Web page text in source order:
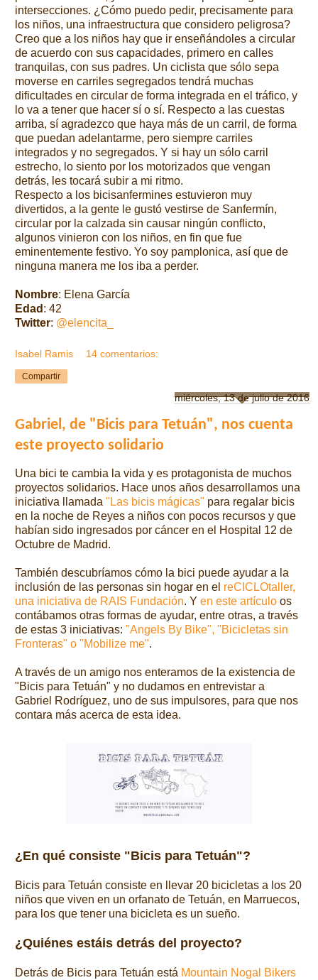
intersecciones. ¿Cómo puedo pedir, precisamente para
los niños, una infraestructura que considero peligrosa?
Creo que a los niños hay que ir enseñándoles a circular
de acuerdo con sus capacidades, primero en calles
tranquilas, con sus padres. Un ciclista que sólo sepa
moverse en carriles segregados tendrá muchas
dificultades en circular de forma integrada en el tráfico, y
lo va a tener que hacer sí o sí. Respecto a las cuestas
arriba, sí agradezco que haya más de un carril, de forma
que puedan adelantarme, pero siempre carriles
integrados y no segregados. Y si hay un sólo carril
estrecho, lo siento por los motorizados que vengan
detrás, les tocará subir a mi ritmo.
Respecto a los bicisanfermines estuvieron muy
divertidos, a la gente le gustó vestirse de Sanfermín,
circular por la calzada sin causar ningún conflicto,
algunos vinieron con los niños, en fin que fue
eminentemente festivo. Yo soy pamplonica, así que de
ninguna manera me los iba a perder.
Nombre: Elena García
Edad : 42
Twitter: @elencita_
Isabel Ramis 14 comentarios:
Compartir
miércoles, 13 de julio de 2016
Gabriel, de "Bicis para Tetuán", nos cuenta
este proyecto solidario
Una bici te cambia la vida y es protagonista de muchos
proyectos solidarios. Hace unos años desarrollamos una
iniciativa llamada "Las bicis mágicas" para regalar bicis
en la noche de Reyes a niños con pocos recursos y que
habían sido ingresados por cáncer en el Hospital 12 de
Octubre de Madrid.
También descubríamos cómo la bici puede ayudar a la
inclusión de las personas sin hogar en el reCICLOtaller,
una iniciativa de RAIS Fundación. Y en este artículo os
contábamos otras formas de ayudar, entre otras, a través
de estas 3 iniciativas: "Angels By Bike", "Bicicletas sin
Fronteras" o "Mobilize me".
A través de un amigo nos enteramos de la existencia de
"Bicis para Tetuán" y no dudamos en entrevistar a
Gabriel Rodríguez, uno de sus impulsores, para que nos
contara más acerca de esta idea.
¿En qué consiste "Bicis para Tetuán"?
Bicis para Tetuán consiste en llevar 20 bicicletas a los 20
niños que viven en un orfanato de Tetuán, en Marruecos,
para los que tener una bicicleta es un sueño.
¿Quiénes estáis detrás del proyecto?
Detrás de Bicis para Tetuán está Mountain Nogal Bikers